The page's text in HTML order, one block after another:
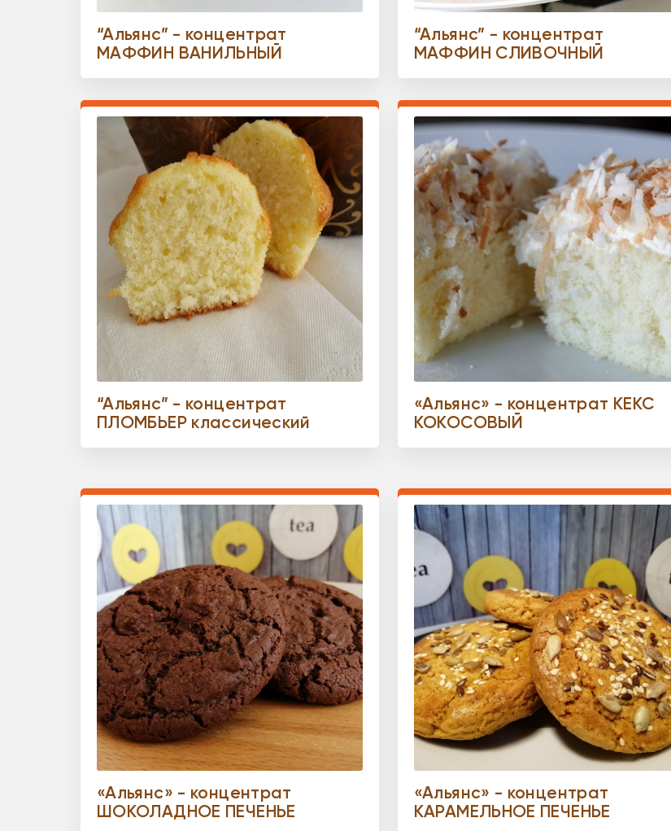
“Альянс” - концентрат
МАФФИН ВАНИЛЬНЫЙ
“Альянс” - концентрат
МАФФИН СЛИВОЧНЫЙ
“Альянс” - концентрат
ПЛОМБЬЕР классический
«Альянс» - концентрат КЕКС
КОКОСОВЫЙ
«Альянс» - концентрат
ШОКОЛАДНОЕ ПЕЧЕНЬЕ
«Альянс» - концентрат
КАРАМЕЛЬНОЕ ПЕЧЕНЬЕ